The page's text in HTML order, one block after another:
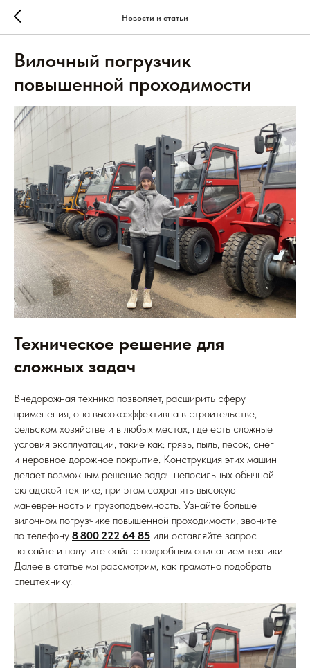
Новости и статьи
Вилочный погрузчик
повышенной проходимости
Техническое решение для
сложных задач
Внедорожная техника позволяет, расширить сферу
применения, она высокоэффективна в строительстве,
сельском хозяйстве и в любых местах, где есть сложные
условия эксплуатации, такие как: грязь, пыль, песок, снег
и неровное дорожное покрытие. Конструкция этих машин
делает возможным решение задач непосильных обычной
складской технике, при этом сохранять высокую
маневренность и грузоподъемность. Узнайте больше
вилочном погрузчике повышенной проходимости, звоните
по телефону 8 800 222 64 85 или оставляйте запрос
на сайте и получите файл с подробным описанием техники.
Далее в статье мы рассмотрим, как грамотно подобрать
спецтехнику.